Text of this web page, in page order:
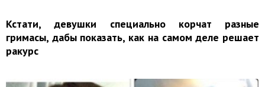
Кстати, девушки специально корчат разные
гримасы, дабы показать, как на самом деле решает
ракурс